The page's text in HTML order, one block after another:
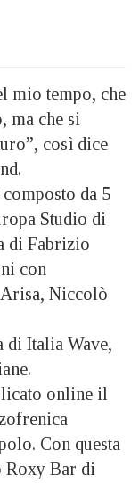
mio tempo, che
ma che si
così dice
da 5
Studio di
di Fabrizio
con
Niccolò
di Italia Wave,
online il
Con questa
Roxy Bar di